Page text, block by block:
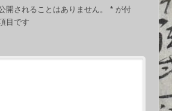
開されることはありません。 * が付
目です